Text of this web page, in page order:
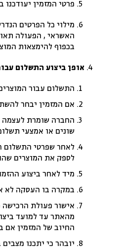
פרטי המזמין
מילוי כל הפרטים
האשראי , הפעולה
בכפוף להימצאות
אופן ביצוע התשלום
התשלום עבור
אם המזמין יבחר
החברה שומרת לעצמה
שונים או אמצעי
לאחר שפרטי התשלום
לספק את המוצרים
מיד לאחר ביצוע
במקרה בו העסקה לא
אישור פעולת הרכישה
מהאתר עד למועד
החיוב של המזמין אם
יובהר כי יתכנו